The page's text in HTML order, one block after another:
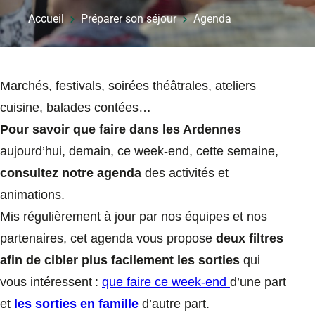
Accueil Préparer son séjour Agenda
Marchés, festivals, soirées théâtrales, ateliers
cuisine, balades contées…
Pour savoir que faire dans les Ardennes
aujourd’hui, demain, ce week-end, cette semaine,
consultez notre agenda des activités et
animations.
Mis régulièrement à jour par nos équipes et nos
partenaires, cet agenda vous propose deux filtres
afin de cibler plus facilement les sorties qui
vous intéressent : que faire ce week-end d’une part
et les sorties en famille d’autre part.